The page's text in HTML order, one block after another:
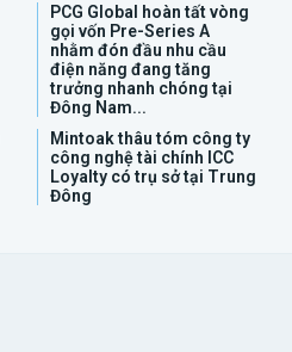
PCG Global hoàn tất vòng
gọi vốn Pre-Series A
nhằm đón đầu nhu cầu
điện năng đang tăng
trưởng nhanh chóng tại
Đông Nam...
Mintoak thâu tóm công ty
công nghệ tài chính ICC
Loyalty có trụ sở tại Trung
Đông